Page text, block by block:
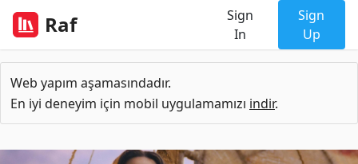
Raf
Sign
In
Sign
Up
Web yapım aşamasındadır.
En iyi deneyim için mobil uygulamamızı indir.